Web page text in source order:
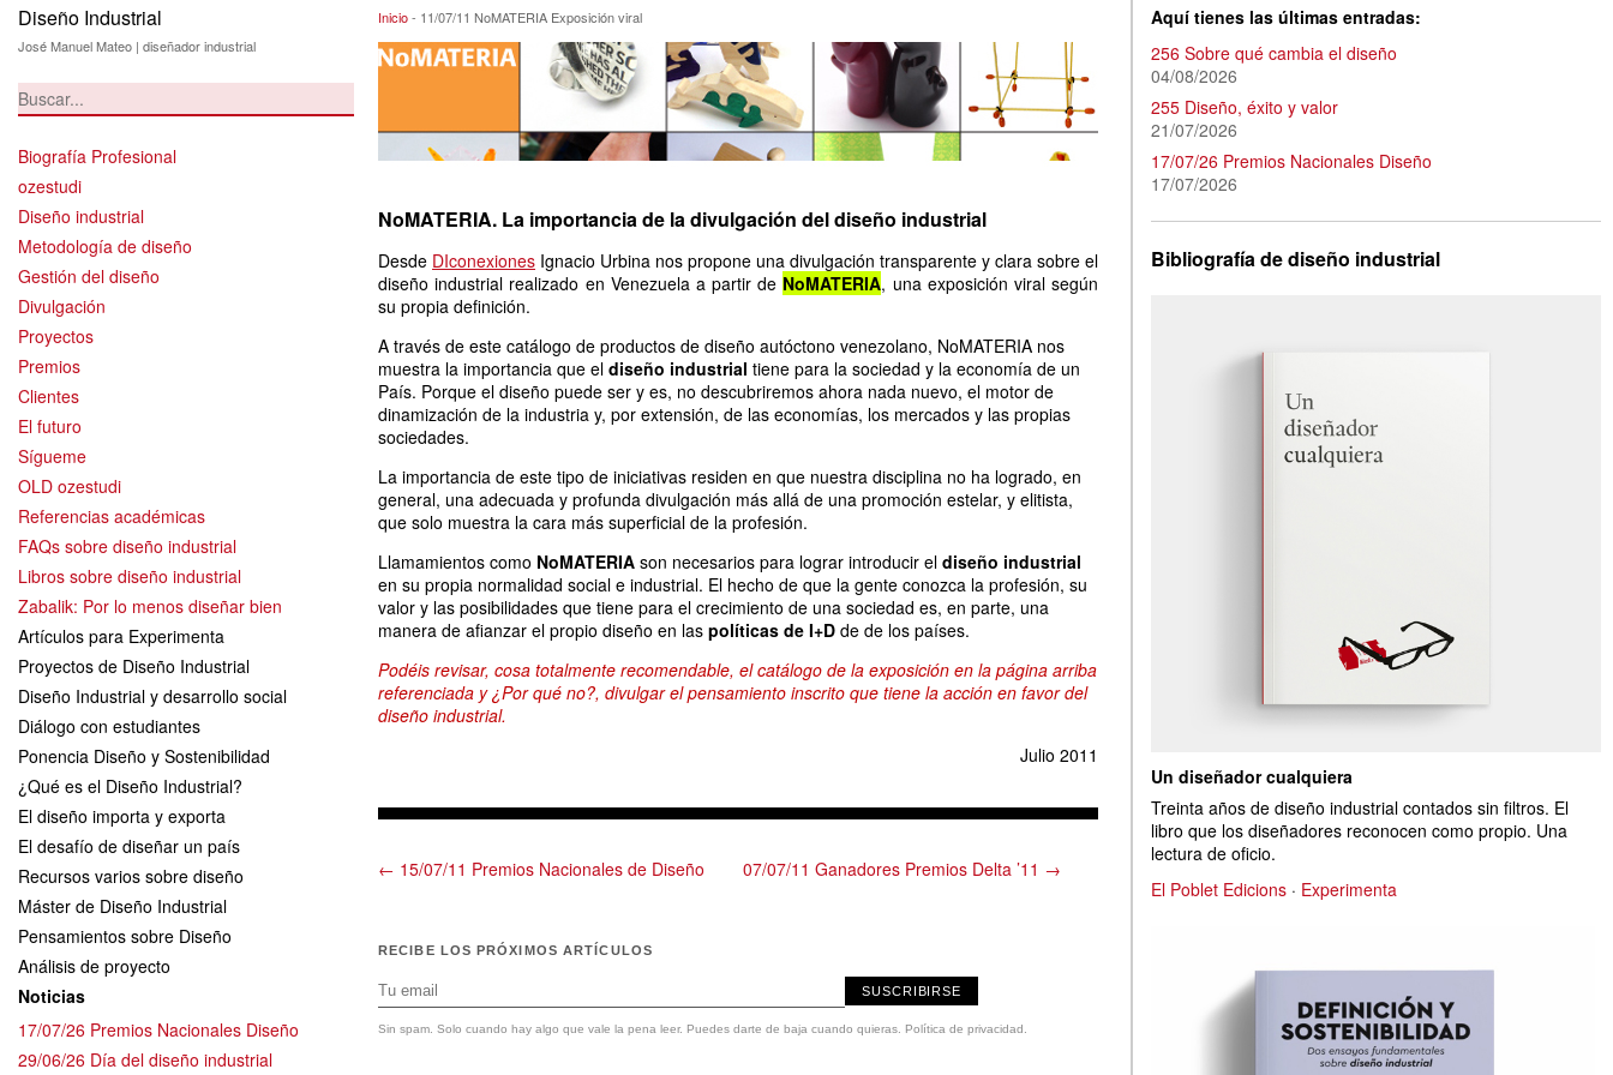
Diseño Industrial
José Manuel Mateo | diseñador industrial
Biografía Profesional
ozestudi
Diseño industrial
Metodología de diseño
Gestión del diseño
Divulgación
Proyectos
Premios
Clientes
El futuro
Sígueme
OLD ozestudi
Referencias académicas
FAQs sobre diseño industrial
Libros sobre diseño industrial
Zabalik: Por lo menos diseñar bien
Artículos para Experimenta
Proyectos de Diseño Industrial
Diseño Industrial y desarrollo social
Diálogo con estudiantes
Ponencia Diseño y Sostenibilidad
¿Qué es el Diseño Industrial?
El diseño importa y exporta
El desafío de diseñar un país
Recursos varios sobre diseño
Máster de Diseño Industrial
Pensamientos sobre Diseño
Análisis de proyecto
Noticias
17/07/26 Premios Nacionales Diseño
29/06/26 Día del diseño industrial
11/07/11 NoMATERIA Exposición viral
Inicio- 11/07/11 NoMATERIA Exposición viral
NoMATERIA. La importancia de la divulgación del diseño industrial
Desde DIconexiones Ignacio Urbina nos propone una divulgación transparente y clara sobre el
diseño industrial realizado en Venezuela a partir de NoMATERIA, una exposición viral según
su propia definición.
A través de este catálogo de productos de diseño autóctono venezolano, NoMATERIA nos
muestra la importancia que el diseño industrial tiene para la sociedad y la economía de un
País. Porque el diseño puede ser y es, no descubriremos ahora nada nuevo, el motor de
dinamización de la industria y, por extensión, de las economías, los mercados y las propias
sociedades.
La importancia de este tipo de iniciativas residen en que nuestra disciplina no ha logrado, en
general, una adecuada y profunda divulgación más allá de una promoción estelar, y elitista,
que solo muestra la cara más superficial de la profesión.
Llamamientos como NoMATERIA son necesarios para lograr introducir el diseño industrial
en su propia normalidad social e industrial. El hecho de que la gente conozca la profesión, su
valor y las posibilidades que tiene para el crecimiento de una sociedad es, en parte, una
manera de afianzar el propio diseño en las políticas de I+D de de los países.
Podéis revisar, cosa totalmente recomendable, el catálogo de la exposición en la página arriba
referenciada y ¿Por qué no?, divulgar el pensamiento inscrito que tiene la acción en favor del
diseño industrial.
Julio 2011
← 15/07/11 Premios Nacionales de Diseño 07/07/11 Ganadores Premios Delta ’11 →
RECIBE LOS PRÓXIMOS ARTÍCULOS
SUSCRIBIRSE
Sin spam. Solo cuando hay algo que vale la pena leer. Puedes darte de baja cuando quieras. Política de privacidad
Aquí tienes las últimas entradas:
256 Sobre qué cambia el diseño
04/08/2026
255 Diseño, éxito y valor
21/07/2026
17/07/26 Premios Nacionales Diseño
17/07/2026
Bibliografía de diseño industrial
Un diseñador cualquiera
Treinta años de diseño industrial contados sin filtros. El
libro que los diseñadores reconocen como propio. Una
lectura de oficio.
El Poblet Edicions · Experimenta